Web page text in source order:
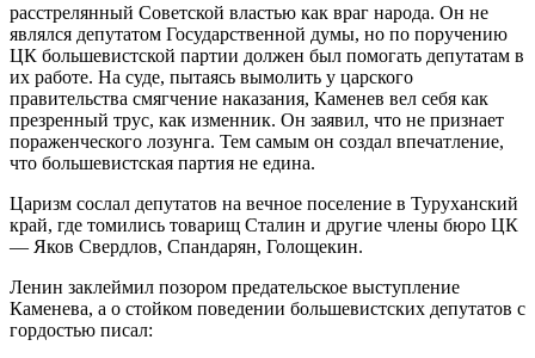
расстрелянный Советской властью как враг народа. Он не
являлся депутатом Государственной думы, но по поручению
ЦК большевистской партии должен был помогать депутатам в
их работе. На суде, пытаясь вымолить у царского
правительства смягчение наказания, Каменев вел себя как
презренный трус, как изменник. Он заявил, что не признает
пораженческого лозунга. Тем самым он создал впечатление,
что большевистская партия не едина.
Царизм сослал депутатов на вечное поселение в Туруханский
край, где томились товарищ Сталин и другие члены бюро ЦК
— Яков Свердлов, Спандарян, Голощекин.
Ленин заклеймил позором предательское выступление
Каменева, а о стойком поведении большевистских депутатов с
гордостью писал: